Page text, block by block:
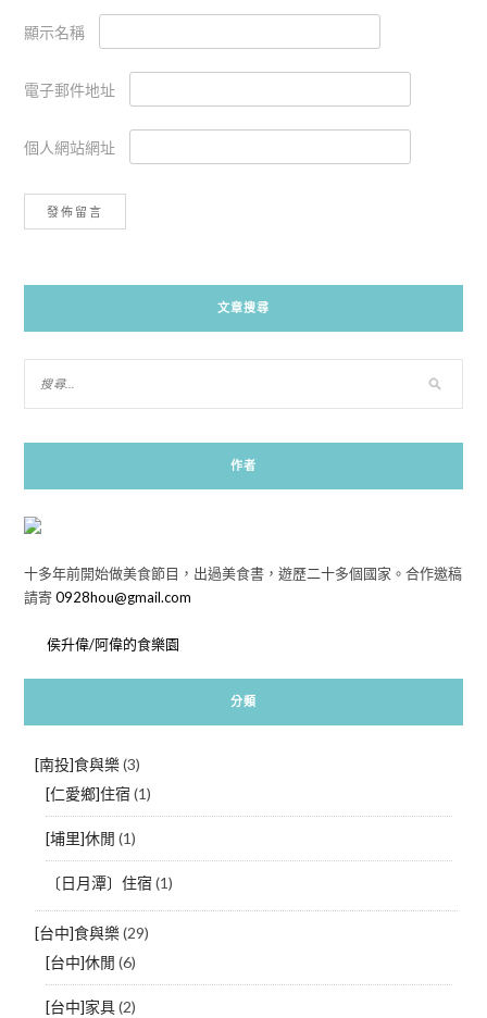
顯示名稱
電子郵件地址
個人網站網址
文章搜尋
作者
十多年前開始做美食節目，出過美食書，遊歷二十多個國家。合作邀稿
請寄0928hou@gmail.com
侯升偉/阿偉的食樂園
分類
[南投]食與樂(3)
[仁愛鄉]住宿 (1)
[埔里]休閒 (1)
〔日月潭〕住宿 (1)
[台中]食與樂(29)
[台中]休閒 (6)
[台中]家具(2)